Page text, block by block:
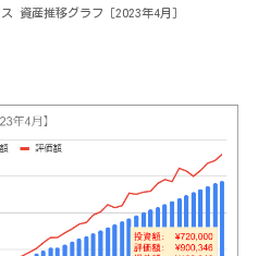
資産推移グラフ［2023年4月］